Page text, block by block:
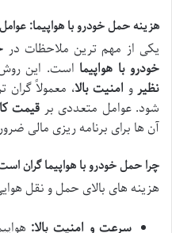
هزینه حمل خودرو با هواپیما: عوامل
یکی از مهم ترین ملاحظات در
خودرو با هواپیما است. این
نظیرو امنیت بالا، معمولاً
شود. عوامل متعددی بر قیمت
آن ها برای برنامه ریزی مالی
چرا حمل خودرو با هواپیما گران
هزینه های بالای حمل و نقل
سرعت و امنیت بالا: